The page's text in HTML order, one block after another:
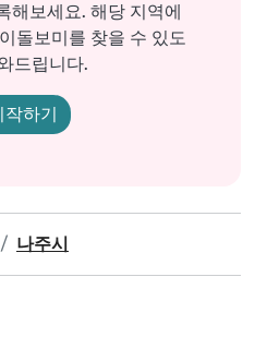
해보세요. 해당 지역에
돌보미를 찾을 수 있도
드립니다.
작하기
나주시